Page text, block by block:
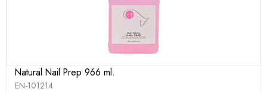
Natural Nail Prep 966 ml.
EN-101214